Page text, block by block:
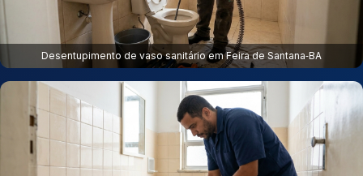
Desentupimento de vaso sanitário em Feira de Santana‑BA